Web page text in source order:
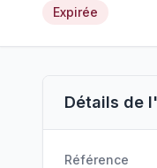
Expirée
Détails de
Référence